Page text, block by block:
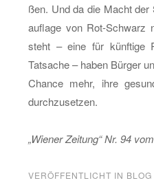
ßen. Und da die Macht
auf­la­ge von Rot-Schwarz
steht – eine für künf­ti­ge
Tat­sa­che – haben Bür­ger
Chan­ce mehr, ihre
durch­zu­set­zen.
„Wie­ner Zei­tung“ Nr. 94
VERÖFFENTLICHT IN BLOG